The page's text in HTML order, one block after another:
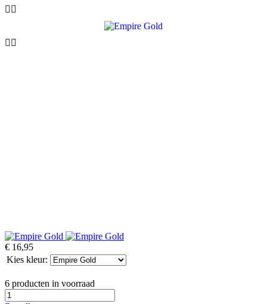
€ 16,95
Kies kleur:
6 producten in voorraad